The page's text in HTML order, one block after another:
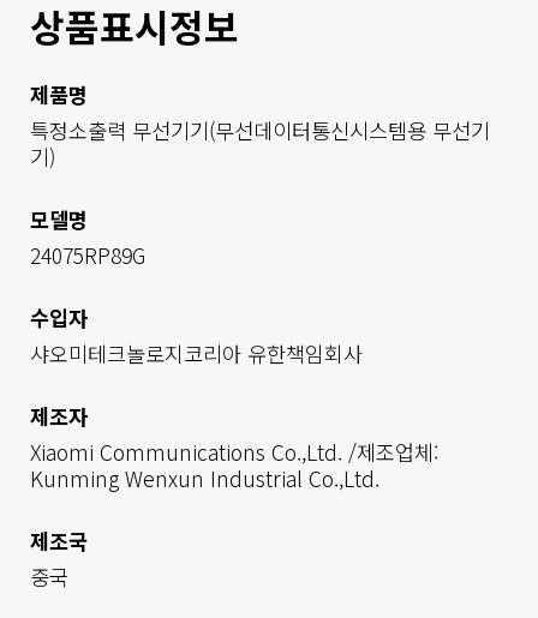
상품표시정보
제품명
특정소출력 무선기기(무선데이터통신시스템용 무선기
기)
모델명
24075RP89G
수입자
샤오미테크놀로지코리아 유한책임회사
제조자
Xiaomi Communications Co.,Ltd. /제조업체:
Kunming Wenxun Industrial Co.,Ltd.
제조국
중국